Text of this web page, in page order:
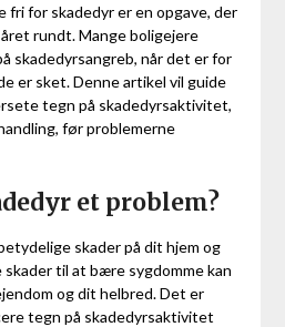
fri for skadedyr er en opgave, der
rundt. Mange boligejere
skadedyrsangreb, når det er for
er sket. Denne artikel vil guide
tegn på skadedyrsaktivitet,
før problemerne
et problem?
skader på dit hjem og
til at bære sygdomme kan
og dit helbred. Det er
tegn på skadedyrsaktivitet